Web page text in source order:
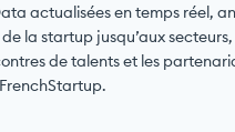
actualisées en temps réel,
la startup jusqu’aux
de talents et les